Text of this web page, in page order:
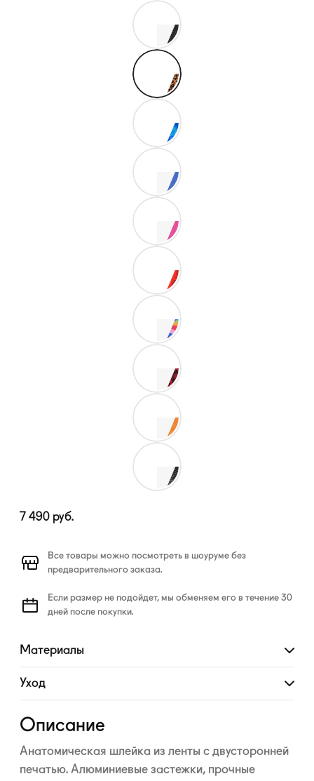
7 490 руб.
Все товары можно посмотреть в шоуруме без
предварительного заказа.
Если размер не подойдет, мы обменяем его в течение 30
дней после покупки.
Материалы
Развернуть
Уход
Развернуть
Описание
Анатомическая шлейка из ленты с двусторонней
печатью. Алюминиевые застежки, прочные